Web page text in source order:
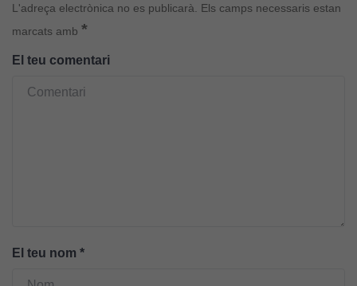
L'adreça electrònica no es publicarà.
Els camps necessaris estan
marcats amb *
El teu comentari
El teu nom *